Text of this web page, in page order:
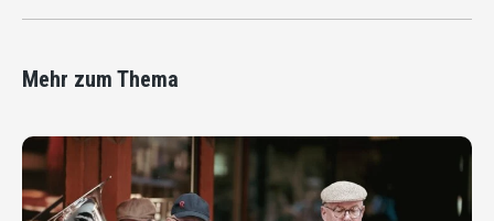
Mehr zum Thema